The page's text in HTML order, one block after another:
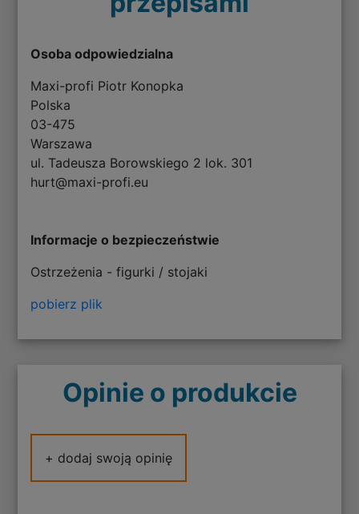
Osoba odpowiedzialna
Maxi-profi Piotr Konopka
Polska
03-475
Warszawa
ul. Tadeusza Borowskiego 2 lok. 301
hurt@maxi-profi.eu
Informacje o bezpieczeństwie
Ostrzeżenia - figurki / stojaki
pobierz plik
Opinie o produkcie
+ dodaj swoją opinię